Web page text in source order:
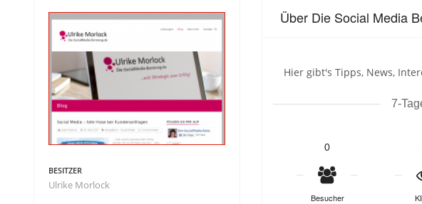
Über Die Social Media
Hier gibt's Tipps, News,
7-
0
Besucher
BESITZER
Ulrike Morlock